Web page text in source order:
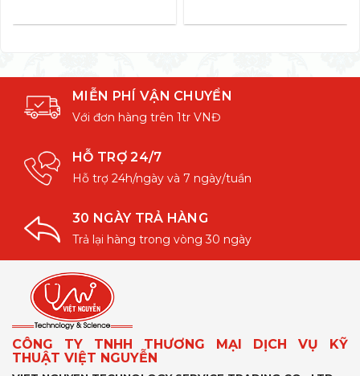
MIỄN PHÍ VẬN CHUYỂN
Với đơn hàng trên 1tr VNĐ
HỖ TRỢ 24/7
Hỗ trợ 24h/ngày và 7 ngày/tuần
30 NGÀY TRẢ HÀNG
Trả lại hàng trong vòng 30 ngày
CÔNG TY TNHH THƯƠNG MẠI DỊCH VỤ KỸ
THUẬT VIỆT NGUYỄN